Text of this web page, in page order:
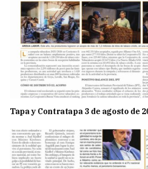
Tapa y Contratapa 3 de agosto de